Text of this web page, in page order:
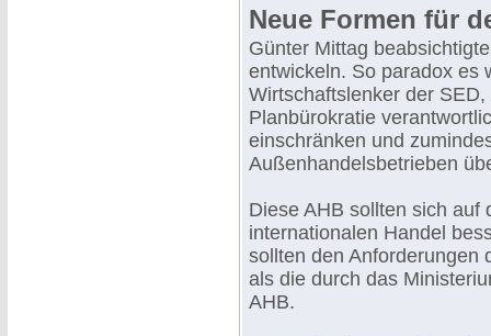
Neue Formen für
Günter Mittag
entwickeln. So paradox es
Wirtschaftslenker der
Planbürokratie
einschränken und
Außenhandelsbetrieben
Diese AHB sollten sich auf
internationalen Handel
sollten den Anforderungen
als die durch das
AHB.